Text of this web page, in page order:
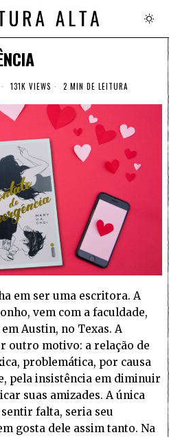
131K VIEWS 2 MIN DE LEITURA
em ser uma escritora. A
vem com a faculdade,
Austin, no Texas. A
outro motivo: a relação de
problemática, por causa
pela insistência em diminuir
suas amizades. A única
falta, seria seu
gosta dele assim tanto. Na